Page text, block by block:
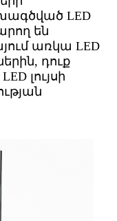
LED
են
առկա LED
դուք
լույսի